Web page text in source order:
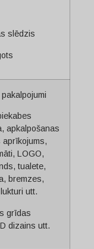
slēdzis
apkalpošanas
aprīkojums,
LOGO,
tualete,
bremzes,
utt.
grīdas
dizains utt.